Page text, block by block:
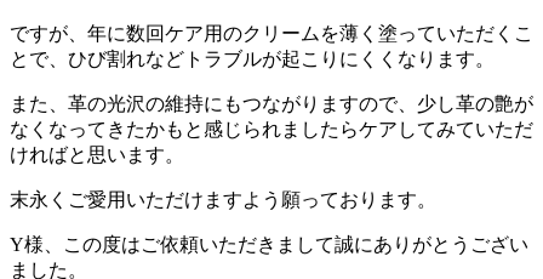
ですが、年に数回ケア用のクリームを薄く塗っていただくこ
とで、ひび割れなどトラブルが起こりにくくなります。
また、革の光沢の維持にもつながりますので、少し革の艶が
なくなってきたかもと感じられましたらケアしてみていただ
ければと思います。
末永くご愛用いただけますよう願っております。
Y様、この度はご依頼いただきまして誠にありがとうござい
ました。